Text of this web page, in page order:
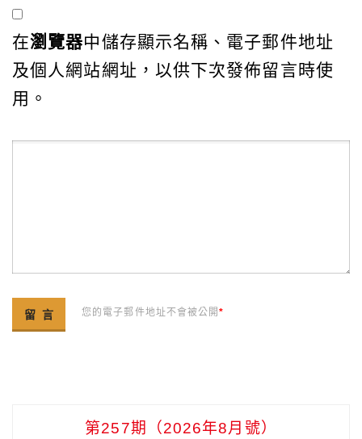
在瀏覽器中儲存顯示名稱、電子郵件地址
及個人網站網址，以供下次發佈留言時使
用。
您的電子郵件地址不會被公開*
第257期（2026年8月號）